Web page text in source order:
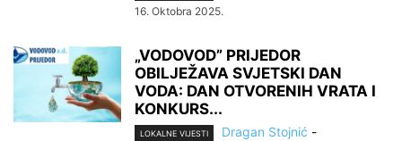
16. Oktobra 2025.
„VODOVOD” PRIJEDOR
OBILJEŽAVA SVJETSKI DAN
VODA: DAN OTVORENIH VRATA I
KONKURS...
LOKALNE VIJESTI Dragan Stojnić -